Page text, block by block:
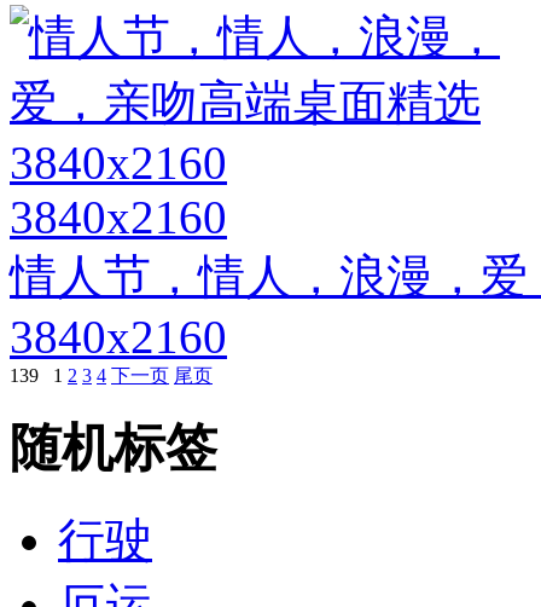
3840x2160
情人节，情人，浪漫，
3840x2160
139 1 2 3 4 下一页 尾页
随机标签
行驶